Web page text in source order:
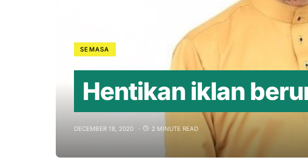
SEMASA
Hentikan iklan
DECEMBER 18, 2020 2 MINUTE READ